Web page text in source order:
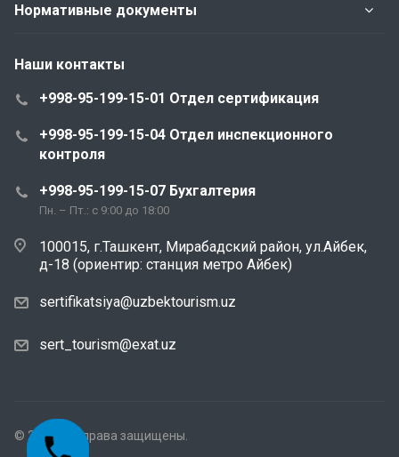
Нормативные документы
Наши контакты
+998-95-199-15-01 Отдел сертификация
+998-95-199-15-04 Отдел инспекционного
контроля
+998-95-199-15-07 Бухгалтерия
Пн. – Пт.: с 9:00 до 18:00
100015, г.Ташкент, Мирабадский район, ул.Айбек,
д-18 (ориентир: станция метро Айбек)
sertifikatsiya@uzbektourism.uz
sert_tourism@exat.uz
© 2026 Все права защищены.